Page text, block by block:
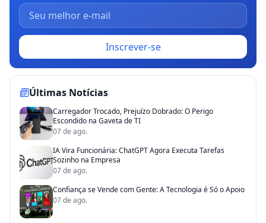
Inscrever-se
Últimas Notícias
Carregador Trocado, Prejuízo Dobrado: O Perigo
Escondido na Gaveta de TI
07 de ago.
IA Vira Funcionária: ChatGPT Agora Executa Tarefas
Sozinho na Empresa
07 de ago.
Confiança se Vende com Gente: A Tecnologia é Só o Apoio
07 de ago.